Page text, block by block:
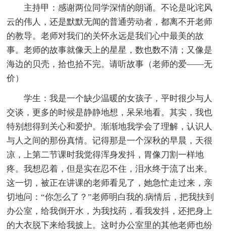
主持甲：感谢两位同学深情的朗诵。不论是叱诧风
云的伟人，还是默默无闻的普通劳动者，都离不开老师
的教导。老师对我们的关怀永远是我们心中最美的故
事。老师的故事就像天上的星星，数也数不清；又像是
海边的贝壳，拾也拾不完。请听故事（老师的爱——无
价）
学生：我是一个缺少温暖的女孩子，平时很少与人
交谈，更多的时候是静静地想，呆呆地看。其实，我也
特别想得到关心和爱护。渐渐地我学会了理解，认识人
与人之间的那份真情。记得那是一个深秋的早晨，天很
凉，上第二节课时我觉得浑身发抖，胃像刀割一样地
疼。我想忍着，但是实在忍不住，泪水终于流了出来。
这一切，被正在讲课的老师看见了，她急忙走过来，亲
切地问：“你怎么了？”老师明白我的.病情后，把我扶到
办公室，给我倒开水，为我找药，看我发抖，还把身上
的大衣脱下来给我披上。这时办公室里的其他老师也纷